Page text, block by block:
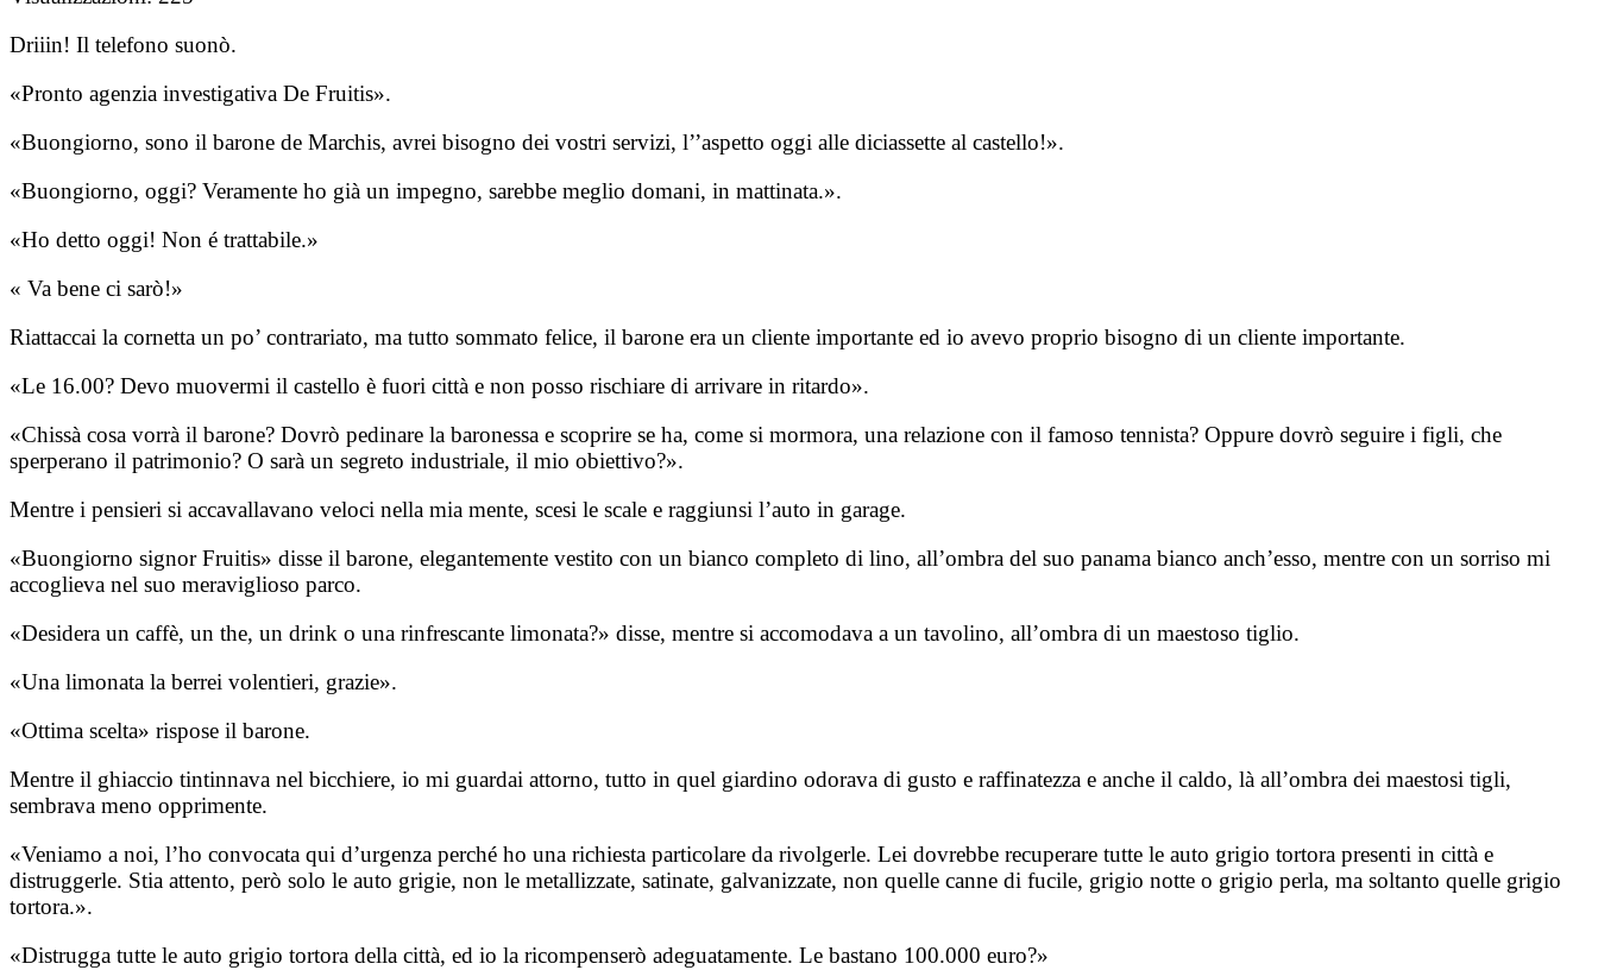
Driiin! Il telefono suonò.
«Pronto agenzia investigativa De Fruitis».
«Buongiorno, sono il barone de Marchis, avrei bisogno dei vostri servizi, l’’aspetto oggi alle diciassette al castello!».
«Buongiorno, oggi? Veramente ho già un impegno, sarebbe meglio domani, in mattinata.».
«Ho detto oggi! Non é trattabile.»
« Va bene ci sarò!»
Riattaccai la cornetta un po’ contrariato, ma tutto sommato felice, il barone era un cliente importante ed io avevo proprio bisogno di un cliente importante.
«Le 16.00? Devo muovermi il castello è fuori città e non posso rischiare di arrivare in ritardo».
«Chissà cosa vorrà il barone? Dovrò pedinare la baronessa e scoprire se ha, come si mormora, una relazione con il famoso tennista? Oppure dovrò seguire i figli, che
sperperano il patrimonio? O sarà un segreto industriale, il mio obiettivo?».
Mentre i pensieri si accavallavano veloci nella mia mente, scesi le scale e raggiunsi l’auto in garage.
«Buongiorno signor Fruitis» disse il barone, elegantemente vestito con un bianco completo di lino, all’ombra del suo panama bianco anch’esso, mentre con un sorriso mi
accoglieva nel suo meraviglioso parco.
«Desidera un caffè, un the, un drink o una rinfrescante limonata?» disse, mentre si accomodava a un tavolino, all’ombra di un maestoso tiglio.
«Una limonata la berrei volentieri, grazie».
«Ottima scelta» rispose il barone.
Mentre il ghiaccio tintinnava nel bicchiere, io mi guardai attorno, tutto in quel giardino odorava di gusto e raffinatezza e anche il caldo, là all’ombra dei maestosi tigli,
sembrava meno opprimente.
«Veniamo a noi, l’ho convocata qui d’urgenza perché ho una richiesta particolare da rivolgerle. Lei dovrebbe recuperare tutte le auto grigio tortora presenti in città e
distruggerle. Stia attento, però solo le auto grigie, non le metallizzate, satinate, galvanizzate, non quelle canne di fucile, grigio notte o grigio perla, ma soltanto quelle grigio
tortora.».
«Distrugga tutte le auto grigio tortora della città, ed io la ricompenserò adeguatamente. Le bastano 100.000 euro?»